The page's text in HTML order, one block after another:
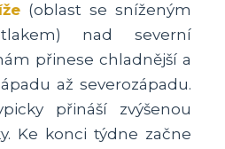
(oblast se sníženým
nad severní
přinese chladnější a
až severozápadu.
přináší zvýšenou
Ke konci týdne začne